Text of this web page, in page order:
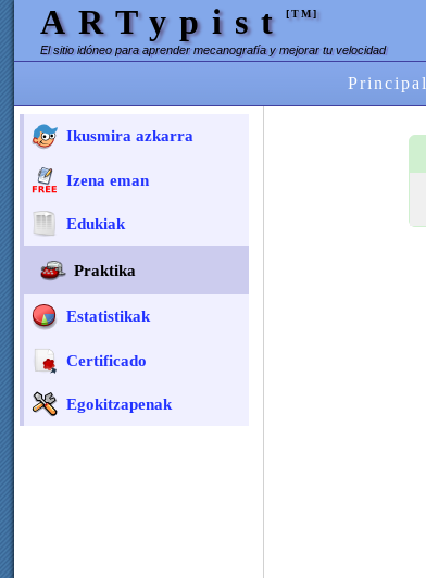
ARTypist[TM]
El sitio idóneo para aprender mecanografía y mejorar tu velocidad
Principal
Ikusmira azkarra
Izena eman
Edukiak
Praktika
Estatistikak
Certificado
Egokitzapenak